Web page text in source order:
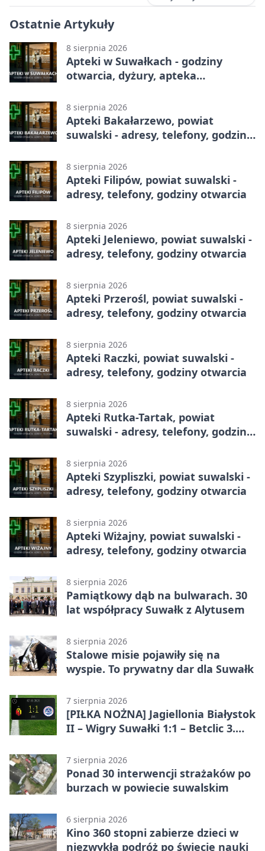
Ostatnie Artykuły
8 sierpnia 2026
Apteki w Suwałkach - godziny
otwarcia, dyżury, apteka
8 sierpnia 2026
Apteki Bakałarzewo, powiat
suwalski - adresy, telefony, godziny
8 sierpnia 2026
Apteki Filipów, powiat suwalski -
adresy, telefony, godziny otwarcia
8 sierpnia 2026
Apteki Jeleniewo, powiat suwalski -
adresy, telefony, godziny otwarcia
8 sierpnia 2026
Apteki Przerośl, powiat suwalski -
adresy, telefony, godziny otwarcia
8 sierpnia 2026
Apteki Raczki, powiat suwalski -
adresy, telefony, godziny otwarcia
8 sierpnia 2026
Apteki Rutka-Tartak, powiat
suwalski - adresy, telefony, godziny
8 sierpnia 2026
Apteki Szypliszki, powiat suwalski -
adresy, telefony, godziny otwarcia
8 sierpnia 2026
Apteki Wiżajny, powiat suwalski -
adresy, telefony, godziny otwarcia
8 sierpnia 2026
Pamiątkowy dąb na bulwarach. 30
lat współpracy Suwałk z Alytusem
8 sierpnia 2026
Stalowe misie pojawiły się na
wyspie. To prywatny dar dla Suwałk
7 sierpnia 2026
[PIŁKA NOŻNA] Jagiellonia Białystok
II – Wigry Suwałki 1:1 – Betclic 3.
7 sierpnia 2026
Ponad 30 interwencji strażaków po
burzach w powiecie suwalskim
6 sierpnia 2026
Kino 360 stopni zabierze dzieci w
niezwykłą podróż po świecie nauki